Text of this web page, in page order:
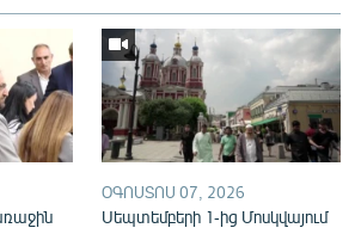
ՕԳՈՍՏՈՍ 07, 2026
Սեպտեմբերի 1-ից Մոսկվայում